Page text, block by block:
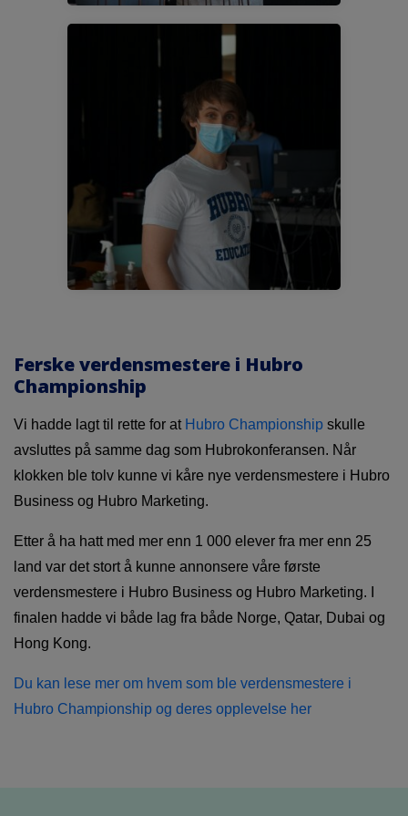
Ferske verdensmestere i Hubro
Championship
Vi hadde lagt til rette for at Hubro Championship skulle
avsluttes på samme dag som Hubrokonferansen. Når
klokken ble tolv kunne vi kåre nye verdensmestere i Hubro
Business og Hubro Marketing.
Etter å ha hatt med mer enn 1 000 elever fra mer enn 25
land var det stort å kunne annonsere våre første
verdensmestere i Hubro Business og Hubro Marketing. I
finalen hadde vi både lag fra både Norge, Qatar, Dubai og
Hong Kong.
Du kan lese mer om hvem som ble verdensmestere i
Hubro Championship og deres opplevelse her